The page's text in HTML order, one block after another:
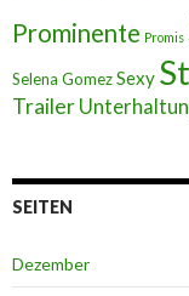
Prominente Promis
Selena GomezSexy
Trailer
SEITEN
Dezember